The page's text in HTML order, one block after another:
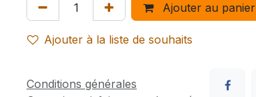
Ajouter au panier
Ajouter à la liste de souhaits
Conditions générales